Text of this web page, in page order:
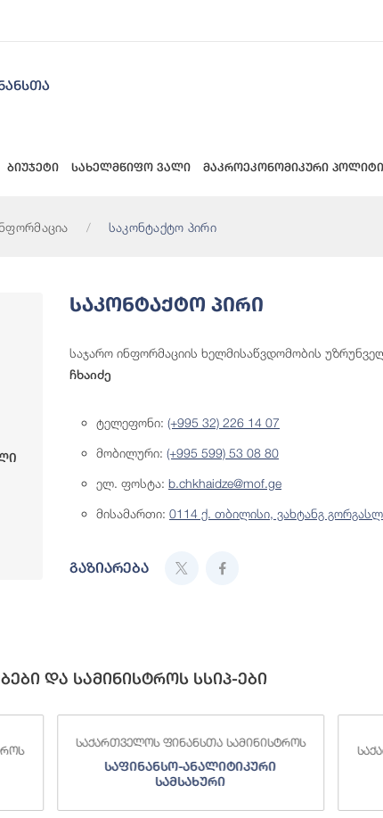
ბიუჯეტი სახელმწიფო ვალი მაკროეკონომიკური
საკონტაქტო პირი
Საკონტაქტო Პირი
საჯარო ინფორმაციის ხელმისაწვდომობის
ჩხაიძე
ტელეფონი: (+995 32) 226 14 07
მობილური: (+995 599) 53 08 80
ელ. ფოსტა: b.chkhaidze@mof.ge
მისამართი: 0114 ქ. თბილისი, ვახტანგ
გაზიარება
და სამინისტროს სსიპ-ები
საქართველოს ფინანსთა სამინისტროს
საფინანსო-ანალიტიკური
სამსახური